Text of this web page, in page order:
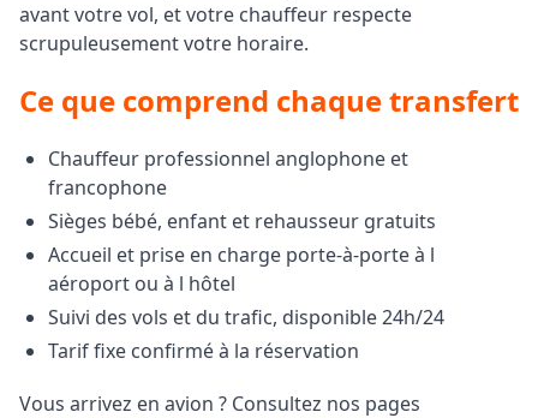
avant votre vol, et votre chauffeur respecte
scrupuleusement votre horaire.
Ce que comprend chaque transfert
Chauffeur professionnel anglophone et
francophone
Sièges bébé, enfant et rehausseur gratuits
Accueil et prise en charge porte-à-porte à l
aéroport ou à l hôtel
Suivi des vols et du trafic, disponible 24h/24
Tarif fixe confirmé à la réservation
Vous arrivez en avion ? Consultez nos pages